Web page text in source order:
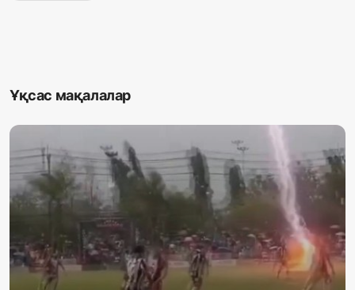
Ұқсас мақалалар